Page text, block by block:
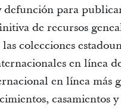
defunción para
de recursos
colecciones
en línea
en línea más
casamientos